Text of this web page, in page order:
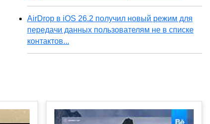
AirDrop в iOS 26.2 получил новый режим для
передачи данных пользователям не в списке
контактов...